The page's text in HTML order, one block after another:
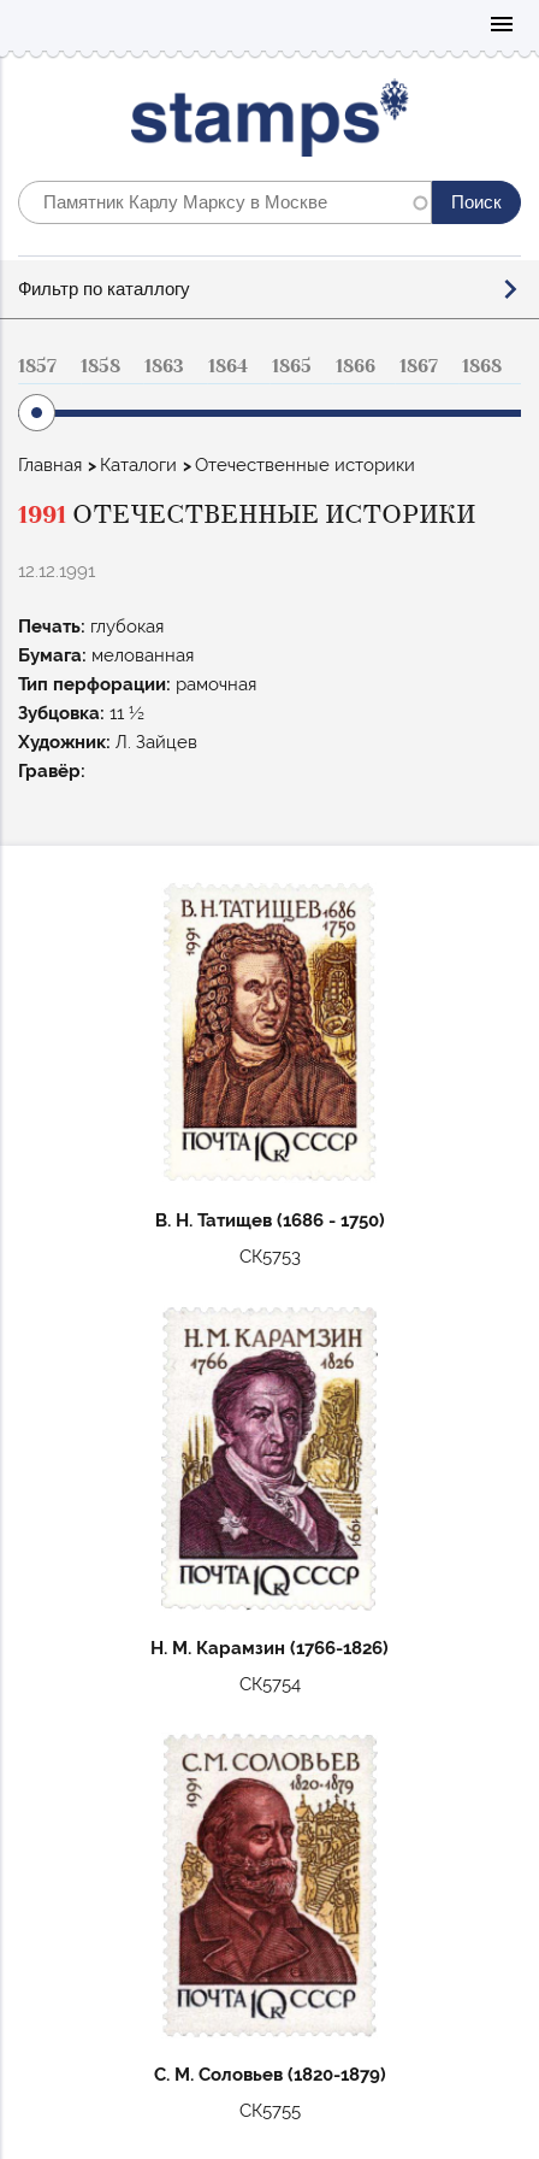
menu
по
Фильтр по каталлогу
1857 1858 1863 1864 1865 1866 1867 1868
Строка
Главная Каталоги Отечественные историки
1991 ОТЕЧЕСТВЕННЫЕ ИСТОРИКИ
12.12.1991
Печать: глубокая
Бумага: мелованная
Тип перфорации: рамочная
Зубцовка: 11 ½
Художник: Л. Зайцев
Гравёр:
В. Н. Татищев (1686 - 1750)
СК5753
Н. М. Карамзин (1766-1826)
СК5754
С. М. Соловьев (1820-1879)
СК5755